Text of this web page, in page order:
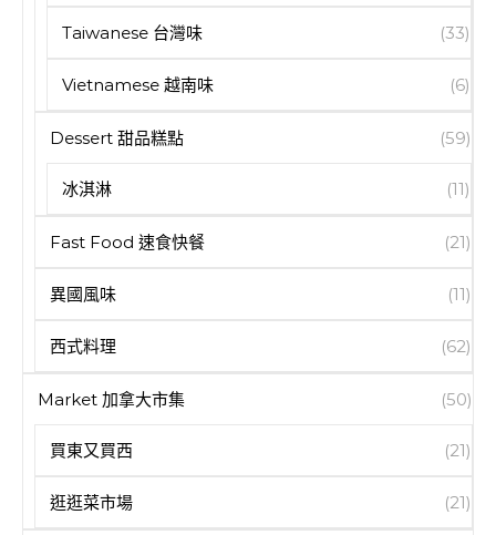
Taiwanese 台灣味 (33)
Vietnamese 越南味 (6)
Dessert 甜品糕點 (59)
冰淇淋 (11)
Fast Food 速食快餐 (21)
異國風味 (11)
西式料理 (62)
Market 加拿大市集 (50)
買東又買西 (21)
逛逛菜市場 (21)